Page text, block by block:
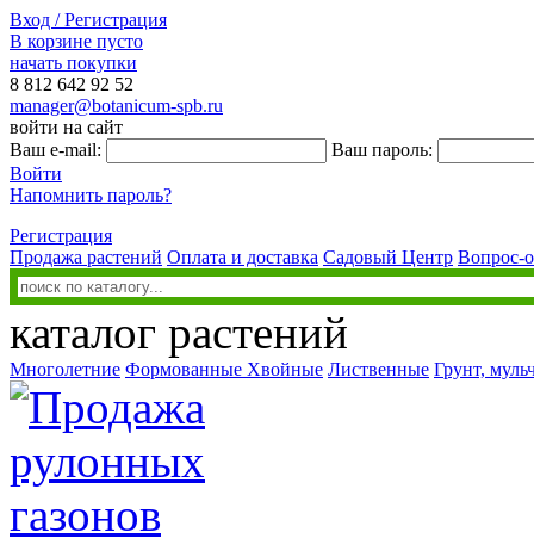
Вход / Регистрация
В корзине пусто
начать покупки
8 812 642 92 52
manager@botanicum-spb.ru
войти на сайт
Ваш e-mail:
Ваш пароль:
Войти
Напомнить пароль?
Регистрация
Продажа растений Оплата и доставка Садовый Центр Вопрос-
каталог растений
Многолетние Формованные Хвойные Лиственные Грунт,